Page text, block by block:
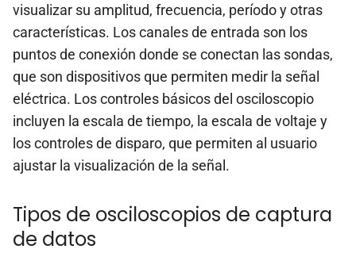
visualizar su amplitud, frecuencia, período y otras
características. Los canales de entrada son los
puntos de conexión donde se conectan las sondas,
que son dispositivos que permiten medir la señal
eléctrica. Los controles básicos del osciloscopio
incluyen la escala de tiempo, la escala de voltaje y
los controles de disparo, que permiten al usuario
ajustar la visualización de la señal.
Tipos de osciloscopios de captura
de datos